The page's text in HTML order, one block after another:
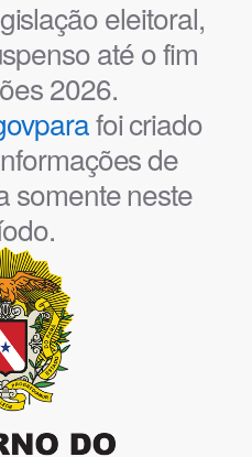
eleitoral,
até o fim
2026.
foi criado
de
somente neste